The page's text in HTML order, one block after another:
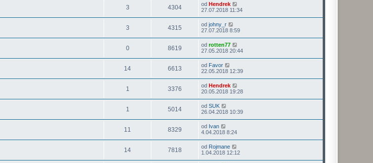
3 4304 od Hendrek
27.07.2018 11:34
3 4315 od johny_r
27.07.2018 8:59
0 8619 od rotten77
27.05.2018 20:44
14 6613 od Favor
22.05.2018 12:39
1 3376 od Hendrek
20.05.2018 19:28
1 5014 od SUK
26.04.2018 10:39
11 8329 od Ivan
4.04.2018 8:24
14 7818 od Rojmane
1.04.2018 12:12